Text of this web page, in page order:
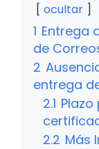
ocultar
1 Entrega
de
2
entrega
2.1
2.2 Más